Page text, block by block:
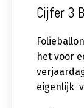
Cijfer 3
het voor
eigenlijk